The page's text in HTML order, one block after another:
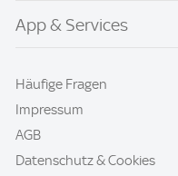
App & Services
Häufige Fragen
Impressum
AGB
Datenschutz & Cookies